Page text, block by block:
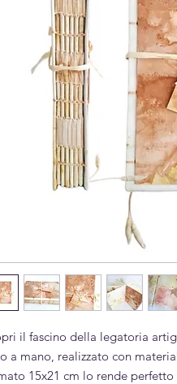
il fascino della legatoria
a mano, realizzato con
15x21 cm lo rende